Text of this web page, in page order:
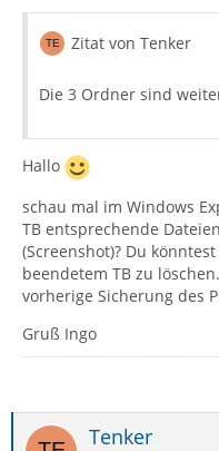
Zitat von Tenker
Die 3 Ordner sind
Hallo
schau mal im Windows
TB entsprechende
(Screenshot)? Du
beendetem TB zu
vorherige Sicherung des
Gruß Ingo
Tenker